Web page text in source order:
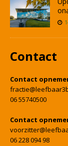
Contact
Contact
06 55740500
Contact
06 228 094 98